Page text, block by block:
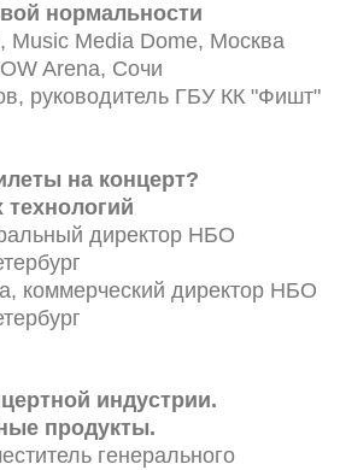
нормальности
Music Media Dome, Москва
Arena, Сочи
руководитель ГБУ КК "Фишт"
на концерт?
директор НБО
коммерческий директор НБО
индустрии.
продукты.
генерального